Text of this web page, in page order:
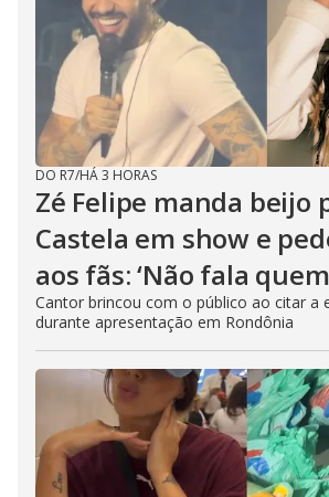
DO R7/HÁ 3 HORAS
Zé Felipe manda beijo
Castela em show e
aos fãs: ‘Não fala
Cantor brincou com o público ao citar a
durante apresentação em Rondônia